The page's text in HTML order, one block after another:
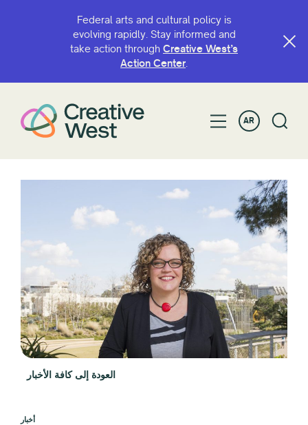
Federal arts and cultural policy is
evolving rapidly. Stay informed and
take action through Creative West’s
Action Center.
AR
العودة إلى كافة الأخبار
أخبار